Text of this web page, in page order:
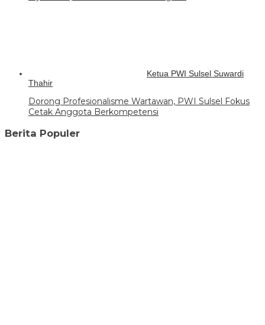
Ketua PWI Sulsel Suwardi
Thahir
Dorong Profesionalisme Wartawan, PWI Sulsel Fokus
Cetak Anggota Berkompetensi
Berita Populer